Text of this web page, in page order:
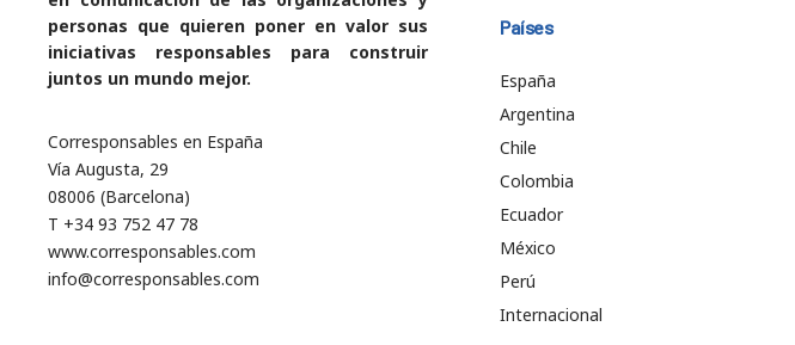
personas que quieren poner en valor sus
iniciativas responsables para construir
juntos un mundo mejor.
Corresponsables en España
Vía Augusta, 29
08006 (Barcelona)
T +34 93 752 47 78
www.corresponsables.com
info@corresponsables.com
Países
España
Argentina
Chile
Colombia
Ecuador
México
Perú
Internacional